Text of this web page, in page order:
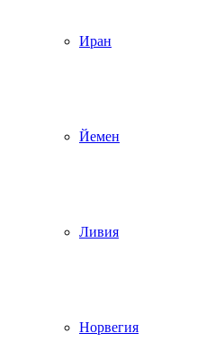
Иран
Йемен
Ливия
Норвегия